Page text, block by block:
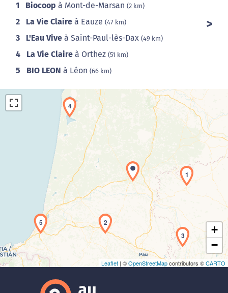
1 Biocoop à Mont-de-Marsan (2 km)
2 La Vie Claire à Eauze (47 km)
3 L'Eau Vive à Saint-Paul-lès-Dax (49 km)
4 La Vie Claire à Orthez (51 km)
5 BIO LEON à Léon (66 km)
Chargement de la carte en cours... 1
2
3
4
5
+
−
Leaflet | ©OpenStreetMapcontributors ©CARTO